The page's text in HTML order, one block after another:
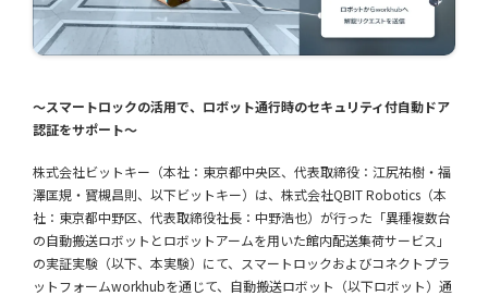
〜スマートロックの活用で、ロボット通行時のセキュリティ付自動ドア
認証をサポート〜
株式会社ビットキー（本社：東京都中央区、代表取締役：江尻祐樹・福
澤匡規・寳槻昌則、以下ビットキー）は、株式会社QBIT Robotics（本
社：東京都中野区、代表取締役社長：中野浩也）が行った「異種複数台
の自動搬送ロボットとロボットアームを用いた館内配送集荷サービス」
の実証実験（以下、本実験）にて、スマートロックおよびコネクトプラ
ットフォームworkhubを通じて、自動搬送ロボット（以下ロボット）通